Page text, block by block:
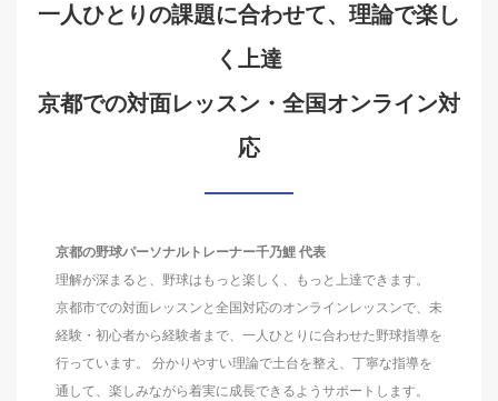
一人ひとりの課題に合わせて、理論で楽し
く上達
京都での対面レッスン・全国オンライン対
応
京都の野球パーソナルトレーナー千乃鯉 代表
理解が深まると、野球はもっと楽しく、もっと上達できます。
京都市での対面レッスンと全国対応のオンラインレッスンで、未
経験・初心者から経験者まで、一人ひとりに合わせた野球指導を
行っています。 分かりやすい理論で土台を整え、丁寧な指導を
通して、楽しみながら着実に成長できるようサポートします。